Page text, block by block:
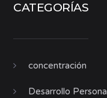
CATEGORÍAS
concentración
Desarrollo Personal